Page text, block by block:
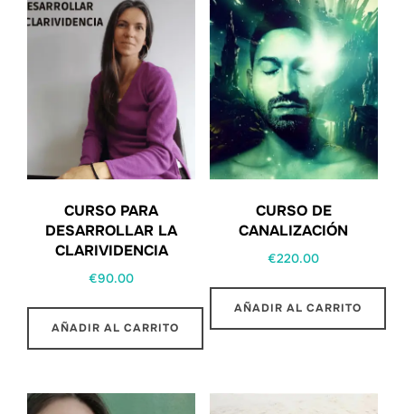
CURSO PARA
DESARROLLAR LA
CLARIVIDENCIA
€90.00
AÑADIR AL CARRITO
CURSO DE
CANALIZACIÓN
€220.00
AÑADIR AL CARRITO